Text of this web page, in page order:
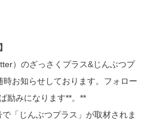
）のざっさくプラス&じんぶつプ
お知らせしております。フォロー
励みになります**。**
で「じんぶつプラス」が取材されま